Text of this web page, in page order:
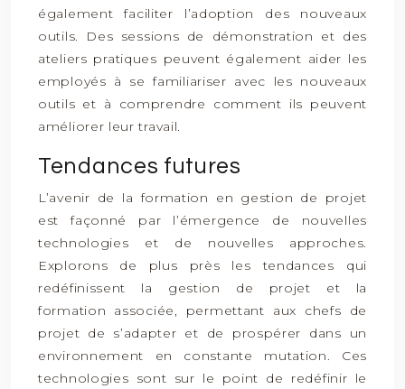
également faciliter l’adoption des nouveaux
outils. Des sessions de démonstration et des
ateliers pratiques peuvent également aider les
employés à se familiariser avec les nouveaux
outils et à comprendre comment ils peuvent
améliorer leur travail.
Tendances futures
L’avenir de la formation en gestion de projet
est façonné par l’émergence de nouvelles
technologies et de nouvelles approches.
Explorons de plus près les tendances qui
redéfinissent la gestion de projet et la
formation associée, permettant aux chefs de
projet de s’adapter et de prospérer dans un
environnement en constante mutation. Ces
technologies sont sur le point de redéfinir le